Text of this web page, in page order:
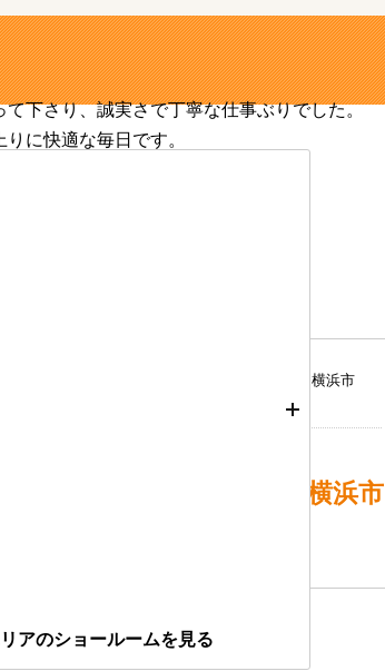
て下さり、誠実さで丁寧な仕事ぶりでした。
に快適な毎日です。
給湯器交換 横浜市
アのショールームを見る